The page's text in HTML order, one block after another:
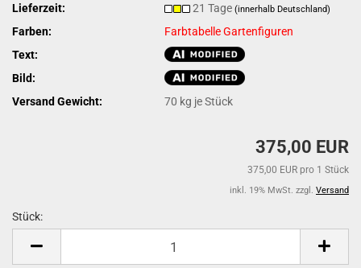
Lieferzeit:
21 Tage(innerhalb Deutschland)
Farben:
Farbtabelle Gartenfiguren
Text:
Bild:
Versand Gewicht:
70 kg je Stück
375,00 EUR
375,00 EUR pro 1 Stück
inkl. 19% MwSt. zzgl. Versand
Stück: